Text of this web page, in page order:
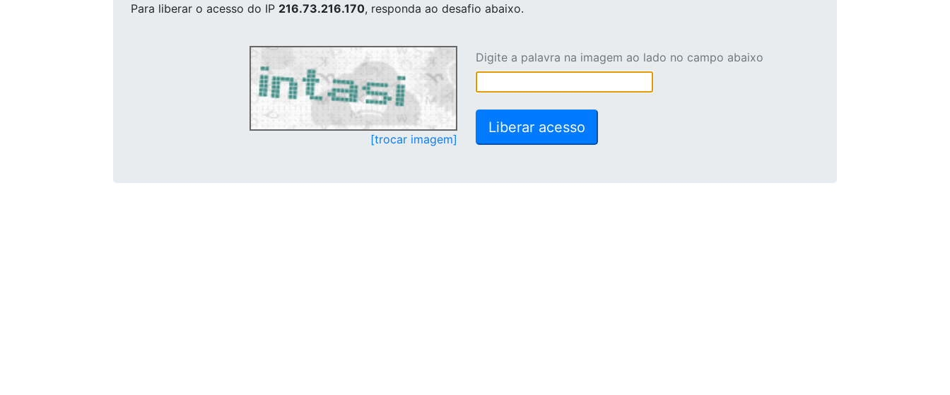
Para liberar o acesso do IP 216.73.216.170, responda ao desafio abaixo.
[trocar imagem]
Digite a palavra na imagem ao lado no campo abaixo